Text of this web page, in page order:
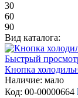
30
60
90
Вид каталога:
Быстрый
Кнопка
Наличие: мало
Код: 00-00000664